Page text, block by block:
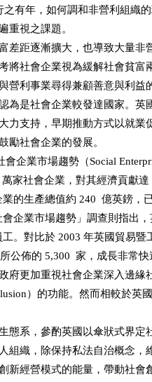
之有年，如何調和非營利組織
重視之課題。
差距逐漸擴大，也導致大量非
將社會企業視為緩解社會貧富
營利事業尋得兼顧善意與利益
為是社會企業較發達國家。英
力支持，早期推動方式以就業
勵社會企業的發展。
企業市場趨勢（Social
家社會企業，對其經濟貢獻達
的生產總值約 240  億英鎊，
企業市場趨勢」調查則指出
。對比於 2003 年英國貿易暨
公佈的 5,300  家，成長非常快
府更加重視社會企業深入邊緣
）的功能。然而相較於英
態系，參酌英國以傘狀式界定
組織，除保持私法自治概念，
新經營模式的能量，帶動社會